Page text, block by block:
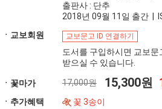
출판사 : 단추
2018년 09월 11일 출간 |
ㆍ교보회원
교보문고 ID 연결하기
도서를 구입하시면 교보
받으실 수 있습니다.
ㆍ꽃마가 17,000원 15,300원
ㆍ추가혜택 꽃 3송이